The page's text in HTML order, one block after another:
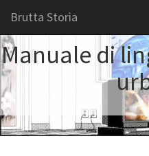
Brutta Storia
Manuale di